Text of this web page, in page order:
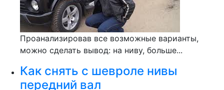
Проанализировав все возможные варианты,
можно сделать вывод: на ниву, больше...
Как снять с шевроле нивы
передний вал